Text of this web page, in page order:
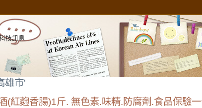
技訊息
雄市'
(紅麴香腸)1斤. 無色素.味精.防腐劑.食品保驗